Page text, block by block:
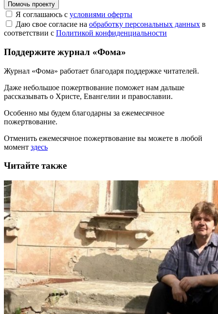
Помочь проекту
Я соглашаюсь с условиями оферты
Даю свое согласие на обработку персональных данных в
соответствии с Политикой конфиденциальности
Поддержите журнал «Фома»
Журнал «Фома» работает благодаря поддержке читателей.
Даже небольшое пожертвование поможет нам дальше
рассказывать о Христе, Евангелии и православии.
Особенно мы будем благодарны за ежемесячное
пожертвование.
Отменить ежемесячное пожертвование вы можете в любой
момент здесь
Читайте также